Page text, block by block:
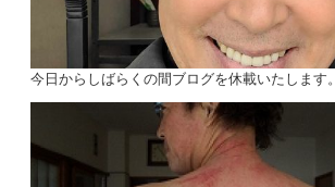
今日からしばらくの間ブログを休載いたします。